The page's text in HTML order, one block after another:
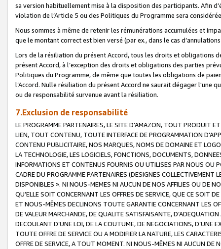
sa version habituellement mise à la disposition des participants. Afin
violation de l’Article 5 ou des Politiques du Programme sera
Nous sommes à même de retenir les rémunérations accumulées et
que le montant correct est bien versé (par ex., dans le cas
Lors de la résiliation du présent Accord, tous les droits et obligations
présent Accord, à l’exception des droits et obligations des parties
Politiques du Programme, de même que toutes les obligations de
l’Accord. Nulle résiliation du présent Accord ne saurait dégager l'une
ou de responsabilité survenue avant la résiliation.
7.Exclusion de responsabilité
LE PROGRAMME PARTENAIRES, LE SITE D’AMAZON, TOUT PRODUIT
LIEN, TOUT CONTENU, TOUTE INTERFACE DE PROGRAMMATION
CONTENU PUBLICITAIRE, NOS MARQUES, NOMS DE DOMAINE ET
LA TECHNOLOGIE, LES LOGICIELS, FONCTIONS, DOCUMENTS,
INFORMATIONS ET CONTENUS FOURNIS OU UTILISES PAR NOUS OU
CADRE DU PROGRAMME PARTENAIRES (DESIGNES COLLECTIVEMENT
DISPONIBLES ». NI NOUS-MEMES NI AUCUN DE NOS AFFILIES OU DE
QU’ELLE SOIT CONCERNANT LES OFFRES DE SERVICE, QUE CE SOIT
ET NOUS-MÊMES DECLINONS TOUTE GARANTIE CONCERNANT LES
DE VALEUR MARCHANDE, DE QUALITE SATISFAISANTE,
DECOULANT D’UNE LOI, DE LA COUTUME, DE NEGOCIATIONS, D’UNE
TOUTE OFFRE DE SERVICE OU A MODIFIER LA NATURE, LES
OFFRE DE SERVICE, A TOUT MOMENT. NI NOUS-MÊMES NI AUCUN DE